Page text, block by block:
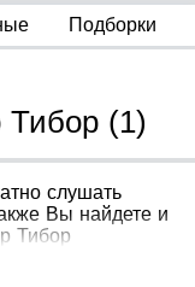
Подборки
(1)
слушать
Вы найдете и
Тибор